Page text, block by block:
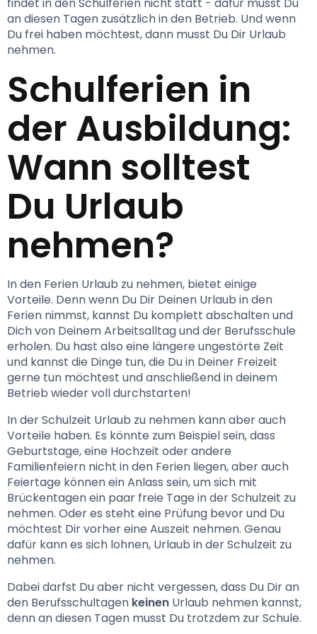
an diesen Tagen zusätzlich in den Betrieb. Und wenn
Du frei haben möchtest, dann musst Du Dir Urlaub
nehmen.
Schulferien in
der Ausbildung:
Wann solltest
Du Urlaub
nehmen?
In den Ferien Urlaub zu nehmen, bietet einige
Vorteile. Denn wenn Du Dir Deinen Urlaub in den
Ferien nimmst, kannst Du komplett abschalten und
Dich von Deinem Arbeitsalltag und der Berufsschule
erholen. Du hast also eine längere ungestörte Zeit
und kannst die Dinge tun, die Du in Deiner Freizeit
gerne tun möchtest und anschließend in deinem
Betrieb wieder voll durchstarten!
In der Schulzeit Urlaub zu nehmen kann aber auch
Vorteile haben. Es könnte zum Beispiel sein, dass
Geburtstage, eine Hochzeit oder andere
Familienfeiern nicht in den Ferien liegen, aber auch
Feiertage können ein Anlass sein, um sich mit
Brückentagen ein paar freie Tage in der Schulzeit zu
nehmen. Oder es steht eine Prüfung bevor und Du
möchtest Dir vorher eine Auszeit nehmen. Genau
dafür kann es sich lohnen, Urlaub in der Schulzeit zu
nehmen.
Dabei darfst Du aber nicht vergessen, dass Du Dir an
den Berufsschultagen keinen Urlaub nehmen kannst,
denn an diesen Tagen musst Du trotzdem zur Schule.